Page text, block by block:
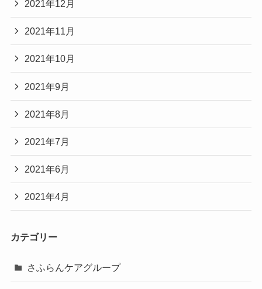
2021年12月
2021年11月
2021年10月
2021年9月
2021年8月
2021年7月
2021年6月
2021年4月
カテゴリー
さふらんケアグループ